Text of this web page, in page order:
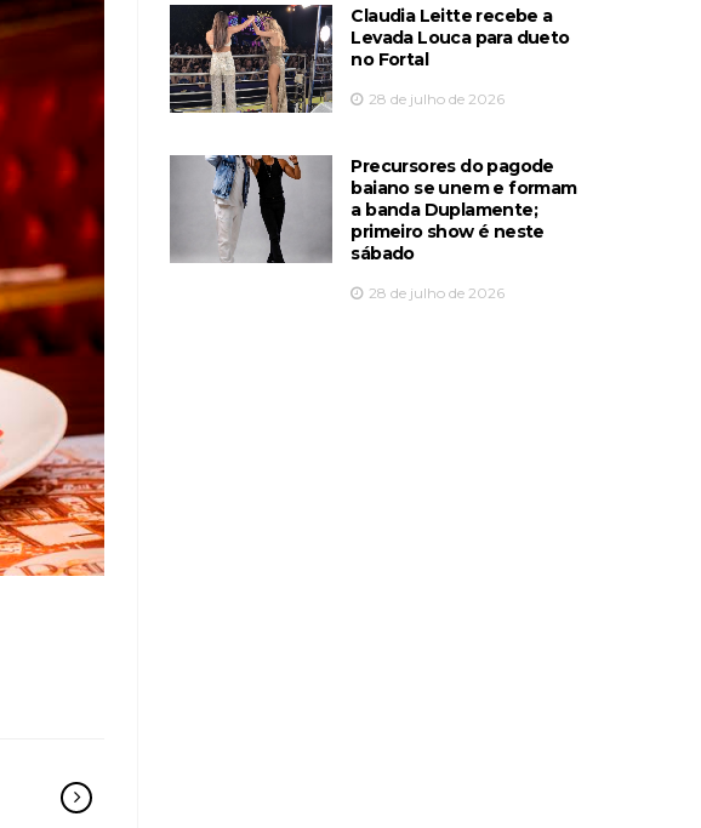
Claudia Leitte recebe a
Levada Louca para dueto
no Fortal
28 de julho de 2026
Precursores do pagode
baiano se unem e formam
a banda Duplamente;
primeiro show é neste
sábado
28 de julho de 2026